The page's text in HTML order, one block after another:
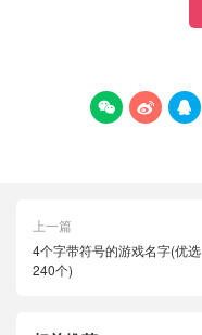
  
上一篇
4个字带符号的游戏名字(优选
240个)